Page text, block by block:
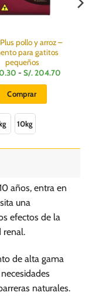
pollo y arroz –
para gatitos
pequeños
- S/.204.70Rango
Comprar
producto
tiene
pueden
elegir
en
página
de
10kg
años, entra en
una
efectos de la
renal.
de alta gama
naturales.